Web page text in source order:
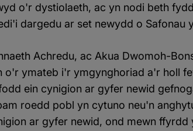
o'r dystiolaeth, ac yn nodi beth
dargedu ar set newydd o Safonau
Achredu, ac Akua Dwomoh-
o'r ymateb i'r ymgynghoriad a'r holl
ein cynigion ar gyfer newid
roedd pobl yn cytuno neu'n
ar gyfer newid, ond mewn